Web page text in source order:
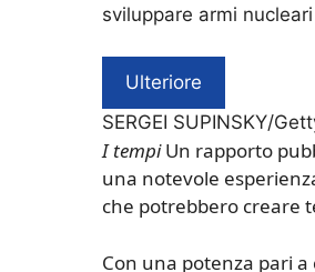
sviluppare armi
Ulteriore
SERGEI SUPINSKY/
I tempiUn rapporto
una notevole
che potrebbero creare
Con una potenza pari